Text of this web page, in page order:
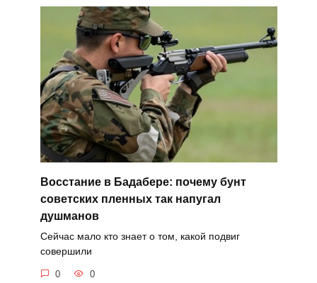
Восстание в Бадабере: почему бунт
советских пленных так напугал
душманов
Сейчас мало кто знает о том, какой подвиг
совершили
0 0